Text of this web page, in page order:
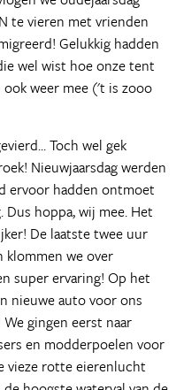
te vieren met vrienden
Gelukkig hadden
wel wist hoe onze tent
weer mee ('t is zooo
Toch wel gek
Nieuwjaarsdag werden
ervoor hadden ontmoet
Dus hoppa, wij mee. Het
De laatste twee uur
klommen we over
super ervaring! Op het
nieuwe auto voor ons
gingen eerst naar
en modderpoelen voor
vieze rotte eierenlucht